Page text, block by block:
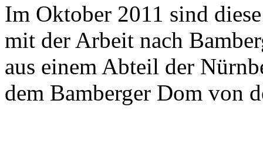
Im Oktober 2011 sind
mit der Arbeit nach
aus einem Abteil der
dem Bamberger Dom von